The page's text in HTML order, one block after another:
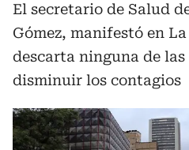
El secretario de Salud
Gómez, manifestó en
descarta ninguna de
disminuir los contagios